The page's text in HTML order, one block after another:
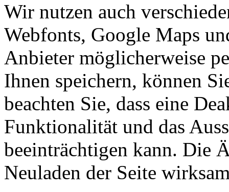
Wir nutzen auch
Webfonts, Google Maps
Anbieter möglicherweise
Ihnen speichern, können
beachten Sie, dass eine
Funktionalität und das
beeinträchtigen kann. Die
Neuladen der Seite